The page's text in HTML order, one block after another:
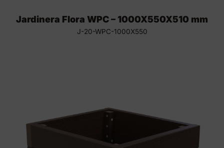
Jardinera Flora WPC – 1000X550X510 mm
J-20-WPC-1000X550